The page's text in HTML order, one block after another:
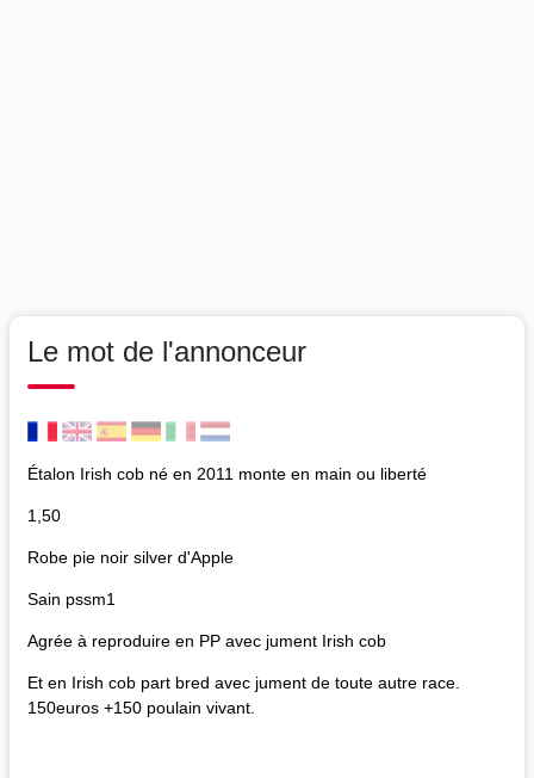
Le mot de l'annonceur
Étalon Irish cob né en 2011 monte en main ou liberté
1,50
Robe pie noir silver d'Apple
Sain pssm1
Agrée à reproduire en PP avec jument Irish cob
Et en Irish cob part bred avec jument de toute autre race.
150euros +150 poulain vivant.